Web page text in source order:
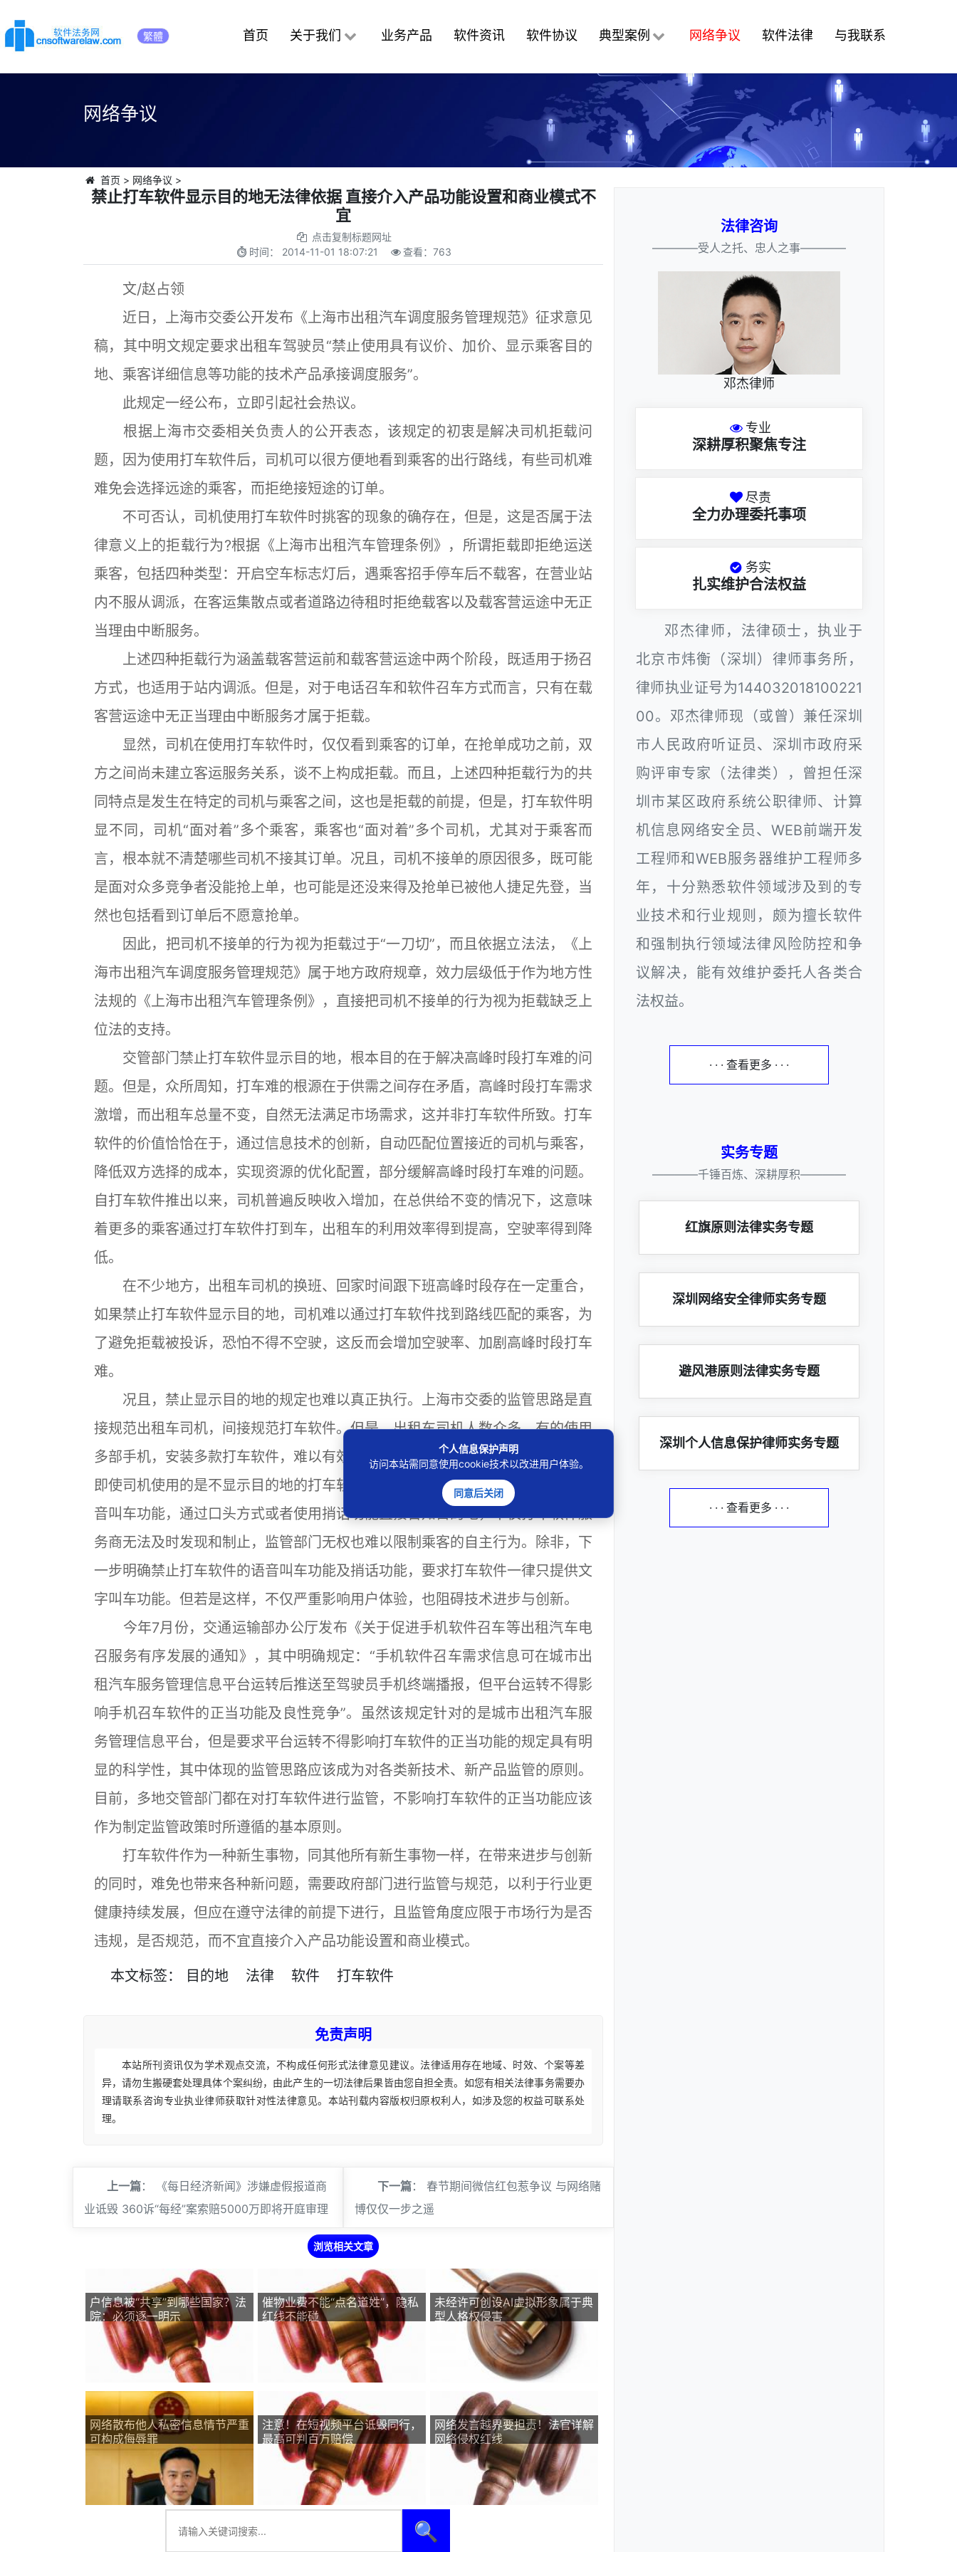
繁體 首页 关于我们 业务产品 软件资讯 软件协议 典型案例 网络争议 软件法律 与我联系
网络争议
首页 > 网络争议 >
禁止打车软件显示目的地无法律依据 直接介入产品功能设置和商业模式不
宜
点击复制标题网址
时间： 2014-11-01 18:07:21 查看：763
文/赵占领
近日，上海市交委公开发布《上海市出租汽车调度服务管理规范》征求意见
稿，其中明文规定要求出租车驾驶员“禁止使用具有议价、加价、显示乘客目的
地、乘客详细信息等功能的技术产品承接调度服务”。
此规定一经公布，立即引起社会热议。
根据上海市交委相关负责人的公开表态，该规定的初衷是解决司机拒载问
题，因为使用打车软件后，司机可以很方便地看到乘客的出行路线，有些司机难
难免会选择远途的乘客，而拒绝接短途的订单。
不可否认，司机使用打车软件时挑客的现象的确存在，但是，这是否属于法
律意义上的拒载行为?根据《上海市出租汽车管理条例》，所谓拒载即拒绝运送
乘客，包括四种类型：开启空车标志灯后，遇乘客招手停车后不载客，在营业站
内不服从调派，在客运集散点或者道路边待租时拒绝载客以及载客营运途中无正
当理由中断服务。
上述四种拒载行为涵盖载客营运前和载客营运途中两个阶段，既适用于扬召
方式，也适用于站内调派。但是，对于电话召车和软件召车方式而言，只有在载
客营运途中无正当理由中断服务才属于拒载。
显然，司机在使用打车软件时，仅仅看到乘客的订单，在抢单成功之前，双
方之间尚未建立客运服务关系，谈不上构成拒载。而且，上述四种拒载行为的共
同特点是发生在特定的司机与乘客之间，这也是拒载的前提，但是，打车软件明
显不同，司机“面对着”多个乘客，乘客也“面对着”多个司机，尤其对于乘客而
言，根本就不清楚哪些司机不接其订单。况且，司机不接单的原因很多，既可能
是面对众多竞争者没能抢上单，也可能是还没来得及抢单已被他人捷足先登，当
然也包括看到订单后不愿意抢单。
因此，把司机不接单的行为视为拒载过于“一刀切”，而且依据立法法，《上
海市出租汽车调度服务管理规范》属于地方政府规章，效力层级低于作为地方性
法规的《上海市出租汽车管理条例》，直接把司机不接单的行为视为拒载缺乏上
位法的支持。
交管部门禁止打车软件显示目的地，根本目的在于解决高峰时段打车难的问
题。但是，众所周知，打车难的根源在于供需之间存在矛盾，高峰时段打车需求
激增，而出租车总量不变，自然无法满足市场需求，这并非打车软件所致。打车
软件的价值恰恰在于，通过信息技术的创新，自动匹配位置接近的司机与乘客，
降低双方选择的成本，实现资源的优化配置，部分缓解高峰时段打车难的问题。
自打车软件推出以来，司机普遍反映收入增加，在总供给不变的情况下，这意味
着更多的乘客通过打车软件打到车，出租车的利用效率得到提高，空驶率得到降
低。
在不少地方，出租车司机的换班、回家时间跟下班高峰时段存在一定重合，
如果禁止打车软件显示目的地，司机难以通过打车软件找到路线匹配的乘客，为
了避免拒载被投诉，恐怕不得不空驶，这反而会增加空驶率、加剧高峰时段打车
难。
况且，禁止显示目的地的规定也难以真正执行。上海市交委的监管思路是直
接规范出租车司机，间接规范打车软件。但是，出租车司机人数众多，有的使用
多部手机，安装多款打车软件，难以有效监督司机个体。而且，对于乘客而言，
即使司机使用的是不显示目的地的打车软件，乘客也完全可以借助打车软件的语
音叫车功能，通过口头方式或者使用捎话功能直接告知目的地，不仅打车软件服
务商无法及时发现和制止，监管部门无权也难以限制乘客的自主行为。除非，下
一步明确禁止打车软件的语音叫车功能及捎话功能，要求打车软件一律只提供文
字叫车功能。但若是这样，不仅严重影响用户体验，也阻碍技术进步与创新。
今年7月份，交通运输部办公厅发布《关于促进手机软件召车等出租汽车电
召服务有序发展的通知》，其中明确规定：“手机软件召车需求信息可在城市出
租汽车服务管理信息平台运转后推送至驾驶员手机终端播报，但平台运转不得影
响手机召车软件的正当功能及良性竞争”。虽然该规定针对的是城市出租汽车服
务管理信息平台，但是要求平台运转不得影响打车软件的正当功能的规定具有明
显的科学性，其中体现的监管思路应该成为对各类新技术、新产品监管的原则。
目前，多地交管部门都在对打车软件进行监管，不影响打车软件的正当功能应该
作为制定监管政策时所遵循的基本原则。
打车软件作为一种新生事物，同其他所有新生事物一样，在带来进步与创新
的同时，难免也带来各种新问题，需要政府部门进行监管与规范，以利于行业更
健康持续发展，但应在遵守法律的前提下进行，且监管角度应限于市场行为是否
违规，是否规范，而不宜直接介入产品功能设置和商业模式。
本文标签： 目的地 法律 软件 打车软件
免责声明
本站所刊资讯仅为学术观点交流，不构成任何形式法律意见建议。法律适用存在地域、时效、个案等差
异，请勿生搬硬套处理具体个案纠纷，由此产生的一切法律后果皆由您自担全责。如您有相关法律事务需要办
理请联系咨询专业执业律师获取针对性法律意见。本站刊载内容版权归原权利人，如涉及您的权益可联系处
理。
上一篇：
《每日经济新闻》涉嫌虚假报道商
业诋毁 360诉“每经”案索赔5000万即将开庭审理
下一篇： 春节期间微信红包惹争议 与网络赌
博仅仅一步之遥
浏览相关文章
户信息被“共享”到哪些国家？法
院：必须逐一明示
催物业费不能“点名道姓”，隐私
红线不能碰
未经许可创设AI虚拟形象属于典
型人格权侵害
网络散布他人私密信息情节严重
可构成侮辱罪
注意！在短视频平台诋毁同行，
最高可判百万赔偿
网络发言越界要担责！法官详解
网络侵权红线
🔍
法律咨询
————受人之托、忠人之事————
邓杰律师
专业
深耕厚积聚焦专注
尽责
全力办理委托事项
务实
扎实维护合法权益
邓杰律师，法律硕士，执业于
北京市炜衡（深圳）律师事务所，
律师执业证号为144032018100221
00。邓杰律师现（或曾）兼任深圳
市人民政府听证员、深圳市政府采
购评审专家（法律类），曾担任深
圳市某区政府系统公职律师、计算
机信息网络安全员、WEB前端开发
工程师和WEB服务器维护工程师多
年，十分熟悉软件领域涉及到的专
业技术和行业规则，颇为擅长软件
和强制执行领域法律风险防控和争
议解决，能有效维护委托人各类合
法权益。
· · · 查看更多 · · ·
实务专题
————千锤百炼、深耕厚积————
红旗原则法律实务专题
深圳网络安全律师实务专题
避风港原则法律实务专题
深圳个人信息保护律师实务专题
· · · 查看更多 · · ·
个人信息保护声明
访问本站需同意使用cookie技术以改进用户体验。
同意后关闭